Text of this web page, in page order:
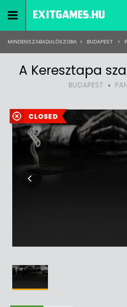
MINDENSZABADULÓSZOBA > BUDAPEST >
A Keresztapa
BUDAPEST